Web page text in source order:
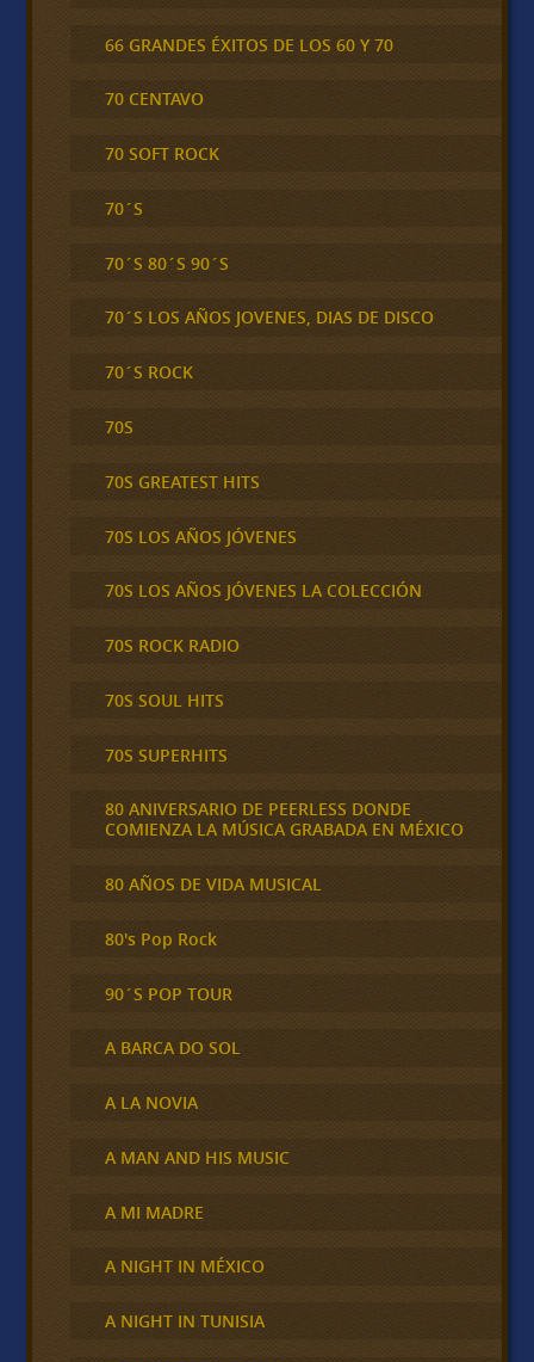
66 GRANDES ÉXITOS DE LOS 60 Y 70
70 CENTAVO
70 SOFT ROCK
70´S
70´S 80´S 90´S
70´S LOS AÑOS JOVENES, DIAS DE DISCO
70´S ROCK
70S
70S GREATEST HITS
70S LOS AÑOS JÓVENES
70S LOS AÑOS JÓVENES LA COLECCIÓN
70S ROCK RADIO
70S SOUL HITS
70S SUPERHITS
80 ANIVERSARIO DE PEERLESS DONDE
COMIENZA LA MÚSICA GRABADA EN MÉXICO
80 AÑOS DE VIDA MUSICAL
80's Pop Rock
90´S POP TOUR
A BARCA DO SOL
A LA NOVIA
A MAN AND HIS MUSIC
A MI MADRE
A NIGHT IN MÉXICO
A NIGHT IN TUNISIA